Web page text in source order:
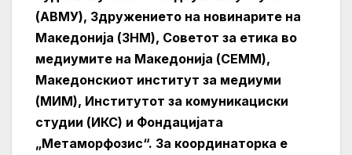
(АВМУ), Здружението на новинарите на
Македонија (ЗНМ), Советот за етика во
медиумите на Македонија (СЕММ),
Македонскиот институт за медиуми
(МИМ), Институтот за комуникациски
студии (ИКС) и Фондацијата
„Метаморфозис“. За координаторка е